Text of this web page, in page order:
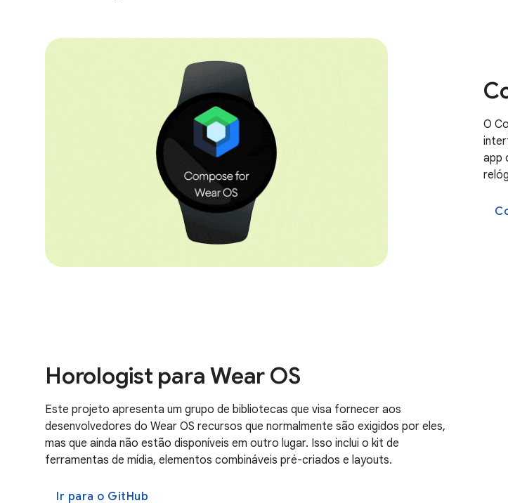
O
app
Horologist para Wear OS
Este projeto apresenta um grupo de bibliotecas que visa fornecer aos
desenvolvedores do Wear OS recursos que normalmente são exigidos por eles,
mas que ainda não estão disponíveis em outro lugar. Isso inclui o kit de
ferramentas de mídia, elementos combináveis pré-criados e layouts.
Ir para o GitHub